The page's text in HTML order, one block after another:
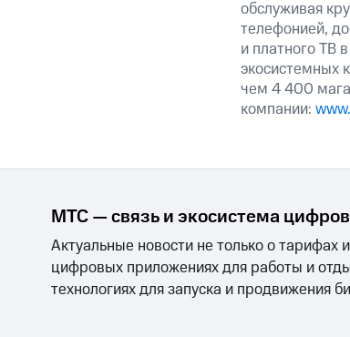
обслуживая
телефонией,
и платного ТВ
экосистемных
чем 4 400
компании:
МТС — связь и экосистема
Актуальные новости не только о тарифах
цифровых приложениях для работы и
технологиях для запуска и продвижения